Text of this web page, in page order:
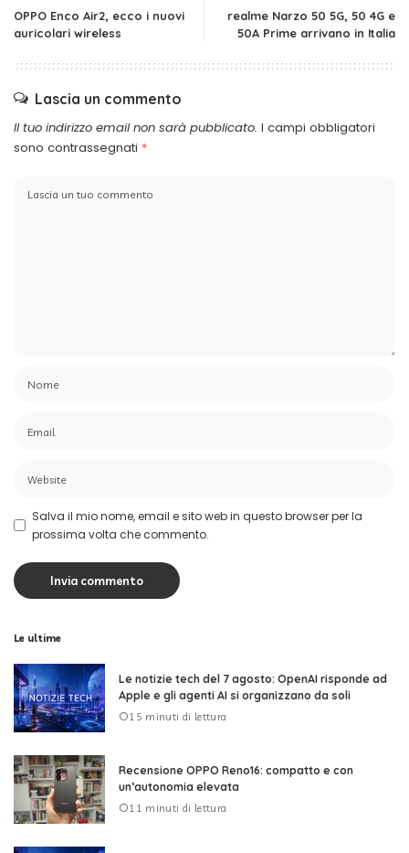
OPPO Enco Air2, ecco i nuovi
auricolari wireless
realme Narzo 50 5G, 50 4G e
50A Prime arrivano in Italia
Lascia un commento
Il tuo indirizzo email non sarà pubblicato. I campi obbligatori
sono contrassegnati *
Salva il mio nome, email e sito web in questo browser per la
prossima volta che commento.
Le ultime
Le notizie tech del 7 agosto: OpenAI risponde ad
Apple e gli agenti AI si organizzano da soli
15 minuti di lettura
Recensione OPPO Reno16: compatto e con
un’autonomia elevata
11 minuti di lettura